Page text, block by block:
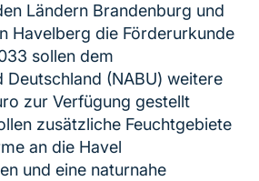
Ländern Brandenburg und
Havelberg die Förderurkunde
sollen dem
Deutschland (NABU) weitere
zur Verfügung gestellt
zusätzliche Feuchtgebiete
an die Havel
und eine naturnahe